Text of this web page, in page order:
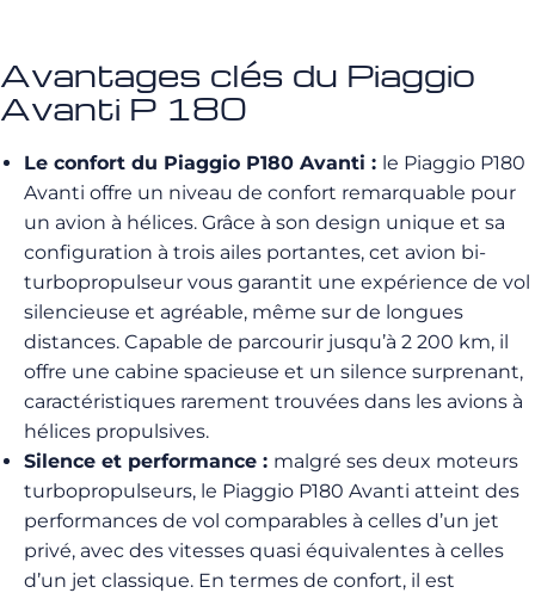
Avantages clés du Piaggio
Avanti P 180
Le confort du Piaggio P180 Avanti : le Piaggio P180
Avanti offre un niveau de confort remarquable pour
un avion à hélices. Grâce à son design unique et sa
configuration à trois ailes portantes, cet avion bi-
turbopropulseur vous garantit une expérience de vol
silencieuse et agréable, même sur de longues
distances. Capable de parcourir jusqu’à 2 200 km, il
offre une cabine spacieuse et un silence surprenant,
caractéristiques rarement trouvées dans les avions à
hélices propulsives.
Silence et performance : malgré ses deux moteurs
turbopropulseurs, le Piaggio P180 Avanti atteint des
performances de vol comparables à celles d’un jet
privé, avec des vitesses quasi équivalentes à celles
d’un jet classique. En termes de confort, il est